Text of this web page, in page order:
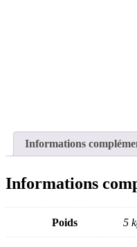
Informations
Informations
Poids 5